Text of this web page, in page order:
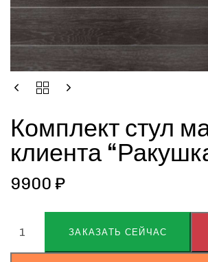
Комплект стул
клиента
9900 ₽
ЗАКАЗАТЬ СЕЙЧАС